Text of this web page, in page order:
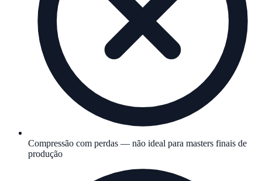
Compressão com perdas — não ideal para masters finais de
produção